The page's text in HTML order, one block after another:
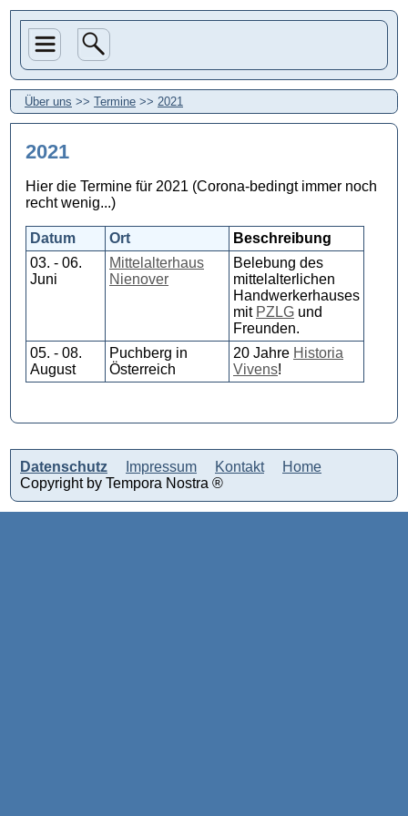
Über uns >> Termine >> 2021
2021
Hier die Termine für 2021 (Corona-bedingt immer noch
recht wenig...)
Datum Ort
Beschreibung
03. - 06.
Juni
Mittelalterhaus
Nienover
Belebung des
mittelalterlichen
Handwerkerhauses
mit PZLG und
Freunden.
05. - 08.
August
Puchberg in
Österreich
20 Jahre Historia
Vivens!
Datenschutz Impressum Kontakt
Home
Copyright by Tempora Nostra ®